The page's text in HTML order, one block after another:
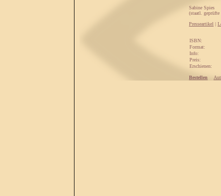
Sabine Spies
(staatl.
Presseartikel |
ISBN:
Format:
Info:
Preis:
Erschienen:
Bestellen